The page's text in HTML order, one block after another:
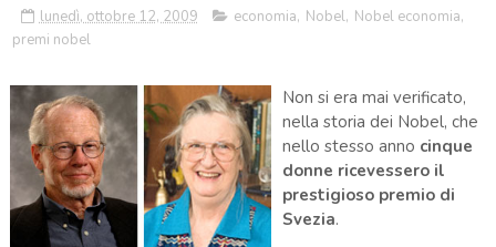
lunedì, ottobre 12, 2009 economia, Nobel, Nobel economia,
premi nobel
Non si era mai verificato,
nella storia dei Nobel, che
nello stesso anno cinque
donne ricevessero il
prestigioso premio di
Svezia.